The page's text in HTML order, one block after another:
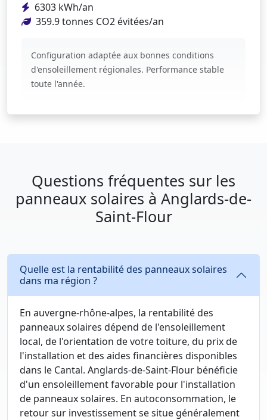
6303 kWh/an
359.9 tonnes CO2 évitées/an
Configuration adaptée aux bonnes conditions
d'ensoleillement régionales. Performance stable
toute l'année.
Questions fréquentes sur les
panneaux solaires à Anglards-de-
Saint-Flour
Quelle est la rentabilité des panneaux solaires
dans ma région ?
En auvergne-rhône-alpes, la rentabilité des
panneaux solaires dépend de l'ensoleillement
local, de l'orientation de votre toiture, du prix de
l'installation et des aides financières disponibles
dans le Cantal. Anglards-de-Saint-Flour bénéficie
d'un ensoleillement favorable pour l'installation
de panneaux solaires. En autoconsommation, le
retour sur investissement se situe généralement